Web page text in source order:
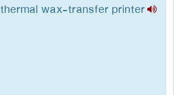
thermal wax-transfer printer